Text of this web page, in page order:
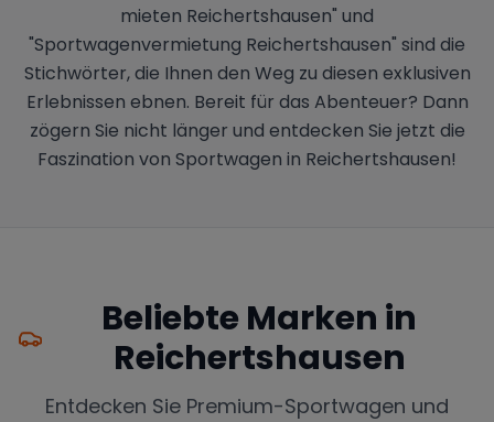
mieten Reichertshausen" und
"Sportwagenvermietung Reichertshausen" sind die
Stichwörter, die Ihnen den Weg zu diesen exklusiven
Erlebnissen ebnen. Bereit für das Abenteuer? Dann
zögern Sie nicht länger und entdecken Sie jetzt die
Faszination von Sportwagen in Reichertshausen!
Beliebte Marken in
Reichertshausen
Entdecken Sie Premium-Sportwagen und